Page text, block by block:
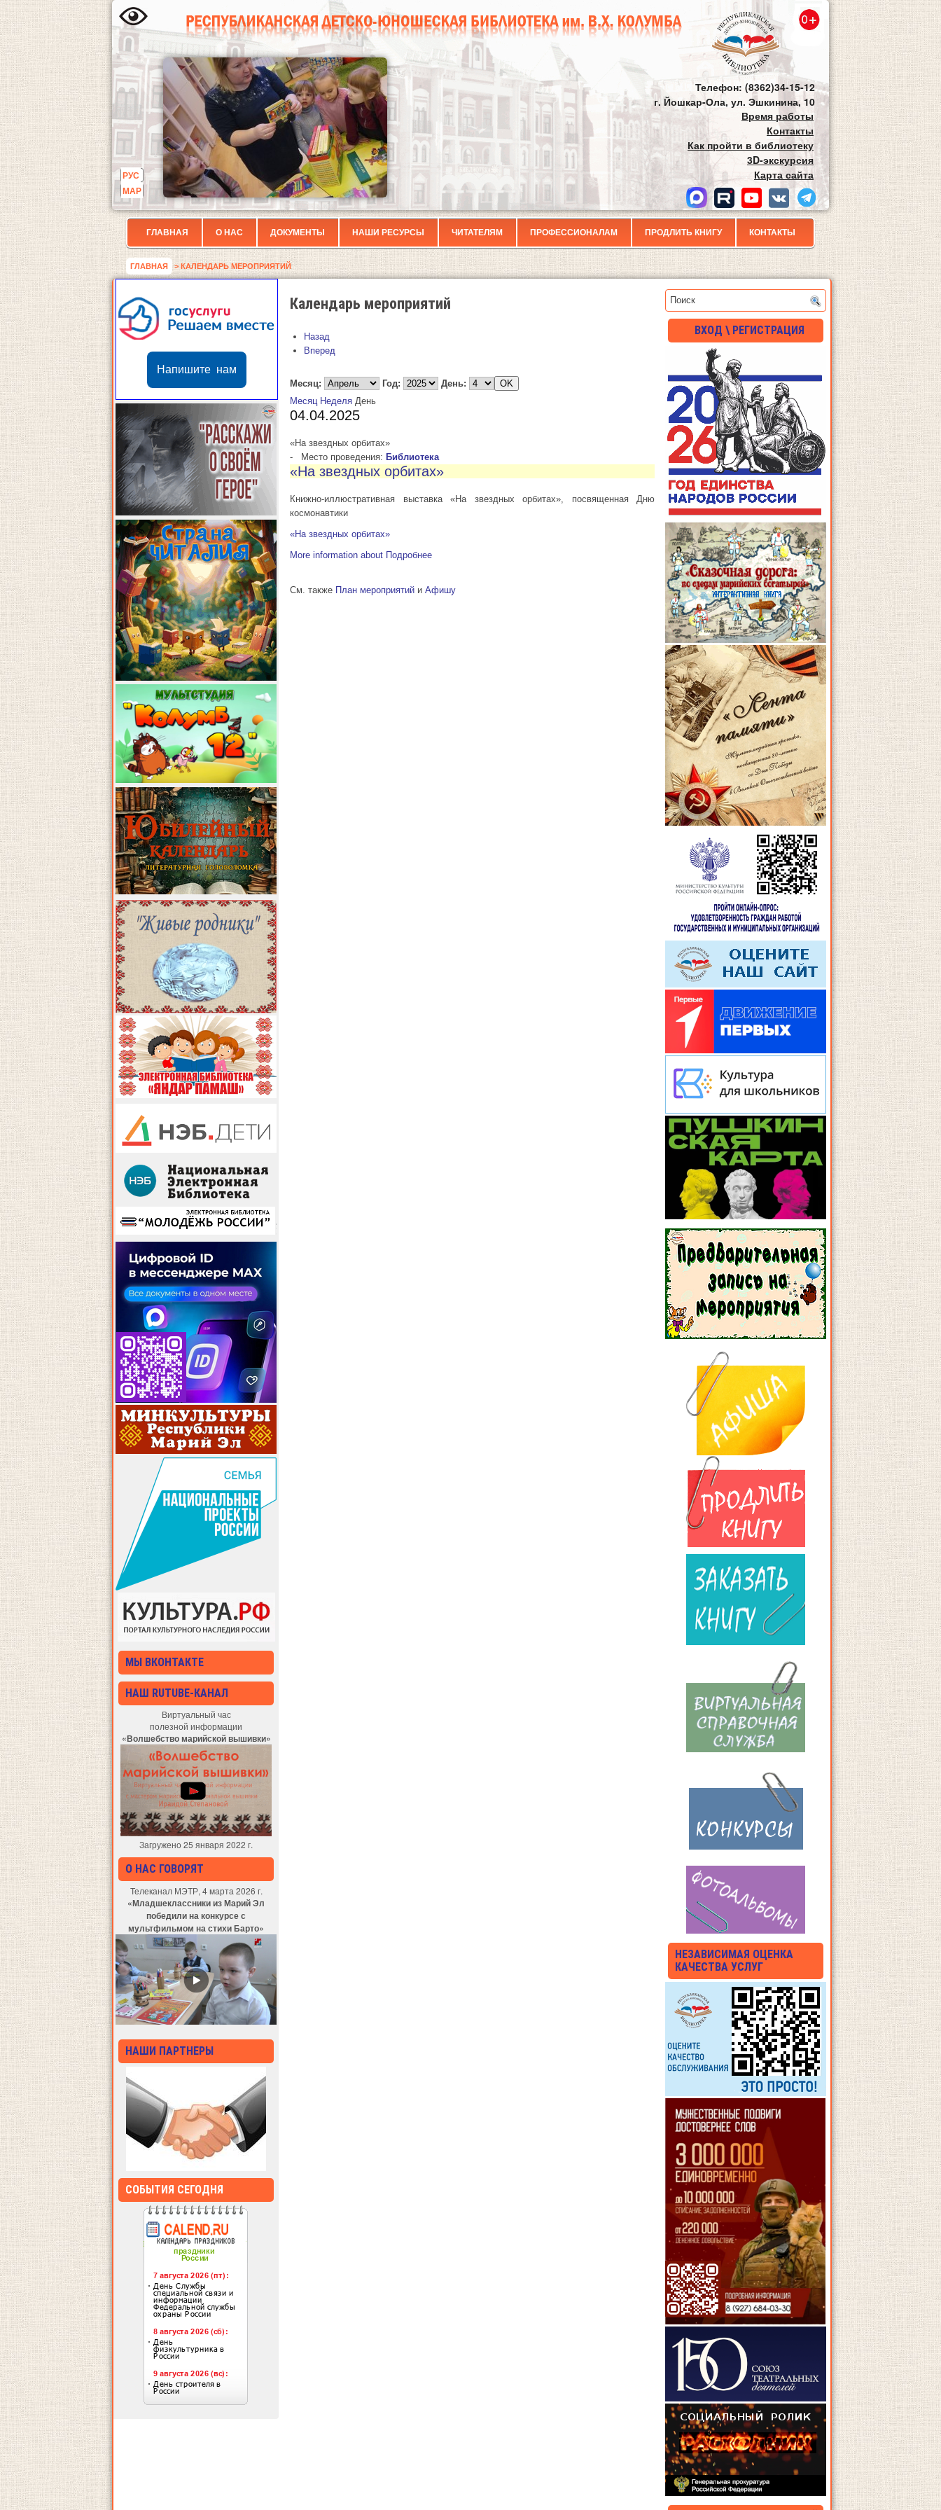
РУС
МАР
Телефон: (8362)34-15-12
г. Йошкар-Ола, ул. Эшкинина, 10
Время работы
Контакты
Как пройти в библиотеку
3D-экскурсия
Карта сайта
ГЛАВНАЯ О НАС ДОКУМЕНТЫ НАШИ РЕСУРСЫ ЧИТАТЕЛЯМ ПРОФЕССИОНАЛАМ ПРОДЛИТЬ КНИГУ КОНТАКТЫ
ГЛАВНАЯ > КАЛЕНДАРЬ МЕРОПРИЯТИЙ
Напишите нам
МЫ ВКОНТАКТЕ
НАШ RUTUBE-КАНАЛ
Виртуальный час
полезной информации
«Волшебство марийской вышивки»
Загружено 25 января 2022 г.
О НАС ГОВОРЯТ
Телеканал МЭТР, 4 марта 2026 г.
«Младшеклассники из Марий Эл
победили на конкурсе с
мультфильмом на стихи Барто»
НАШИ ПАРТНЕРЫ
СОБЫТИЯ СЕГОДНЯ
Календарь мероприятий
Назад
Вперед
Месяц: Год:
День:
Месяц Неделя День
04.04.2025
«На звездных орбитах»
-
Место проведения: Библиотека
«На звездных орбитах»
Книжно-иллюстративная выставка «На звездных орбитах», посвященная Дню
космонавтики
«На звездных орбитах»
More information about Подробнее
См. также План мероприятий и Афишу
ВХОД \ РЕГИСТРАЦИЯ
НЕЗАВИСИМАЯ ОЦЕНКА
КАЧЕСТВА УСЛУГ